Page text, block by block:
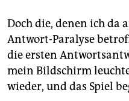
Doch die, denen ich da
Antwort-Paralyse
die ersten
mein Bildschirm
wieder, und das Spiel